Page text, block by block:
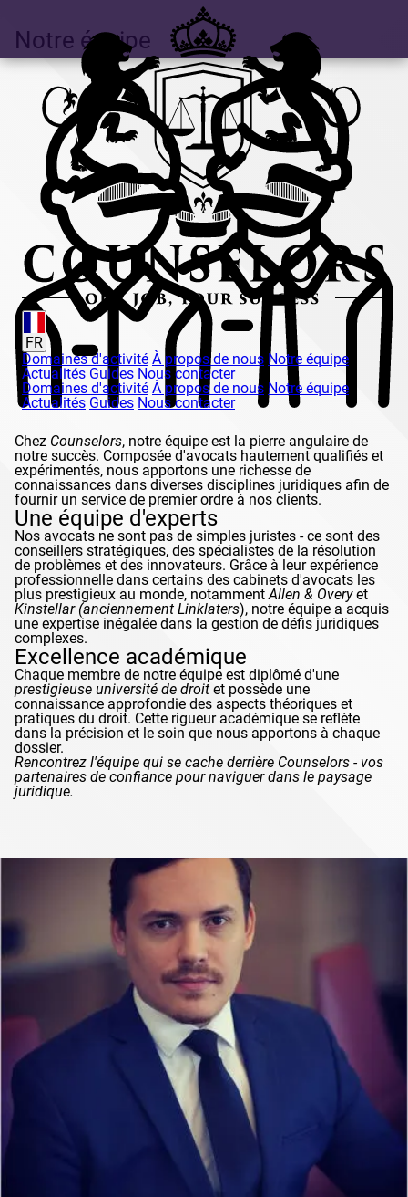
FR
Domaines d'activité À propos de nous Notre équipe
Actualités Guides Nous contacter
Domaines d'activité À propos de nous Notre équipe
Actualités Guides Nous contacter
Notre équipe
Chez Counselors, notre équipe est la pierre angulaire de
notre succès. Composée d'avocats hautement qualifiés et
expérimentés, nous apportons une richesse de
connaissances dans diverses disciplines juridiques afin de
fournir un service de premier ordre à nos clients.
Une équipe d'experts
Nos avocats ne sont pas de simples juristes - ce sont des
conseillers stratégiques, des spécialistes de la résolution
de problèmes et des innovateurs. Grâce à leur expérience
professionnelle dans certains des cabinets d'avocats les
plus prestigieux au monde, notammentAllen & Overyet
Kinstellar(anciennement Linklaters), notre équipe a acquis
une expertise inégalée dans la gestion de défis juridiques
complexes.
Excellence académique
Chaque membre de notre équipe est diplômé d'une
prestigieuse université de droit et possède une
connaissance approfondie des aspects théoriques et
pratiques du droit. Cette rigueur académique se reflète
dans la précision et le soin que nous apportons à chaque
dossier.
Rencontrez l'équipe qui se cache derrière Counselors - vos
partenaires de confiance pour naviguer dans le paysage
juridique.